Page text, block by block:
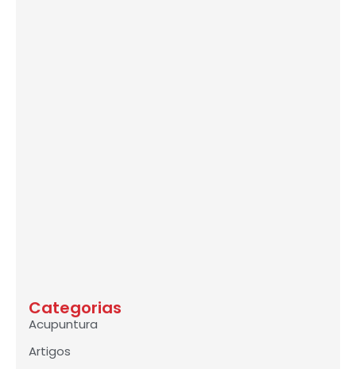
Categorias
Acupuntura
Artigos